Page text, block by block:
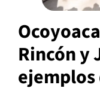
Rincón y